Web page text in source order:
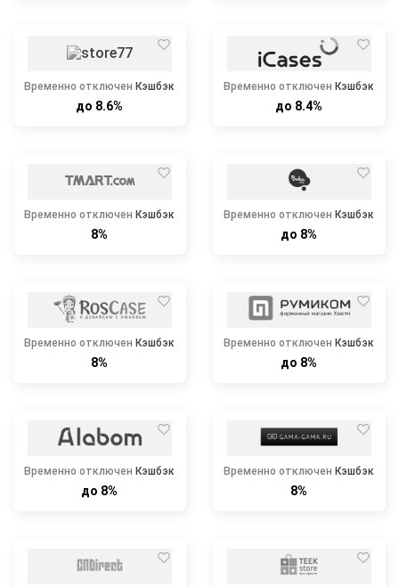
Временно отключен Кэшбэк
до 8.6%
Временно отключен Кэшбэк
до 8.4%
Временно отключен Кэшбэк
8%
Временно отключен Кэшбэк
до 8%
Временно отключен Кэшбэк
8%
Временно отключен Кэшбэк
до 8%
Временно отключен Кэшбэк
до 8%
Временно отключен Кэшбэк
8%